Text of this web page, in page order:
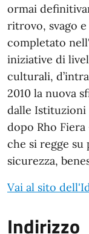
ormai
ritrovo, svago
completato
iniziative di
culturali,
2010 la nuova
dalle Istituzioni
dopo Rho
che si regge
sicurezza,
Vai al sito
Indirizzo